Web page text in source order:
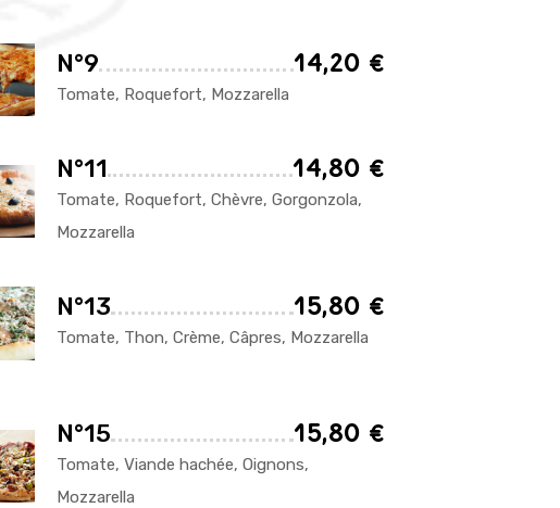
N°9 14,20 €
Tomate, Roquefort, Mozzarella
N°11 14,80 €
Tomate, Roquefort, Chèvre, Gorgonzola,
Mozzarella
N°13 15,80 €
Tomate, Thon, Crème, Câpres, Mozzarella
N°15 15,80 €
Tomate, Viande hachée, Oignons,
Mozzarella